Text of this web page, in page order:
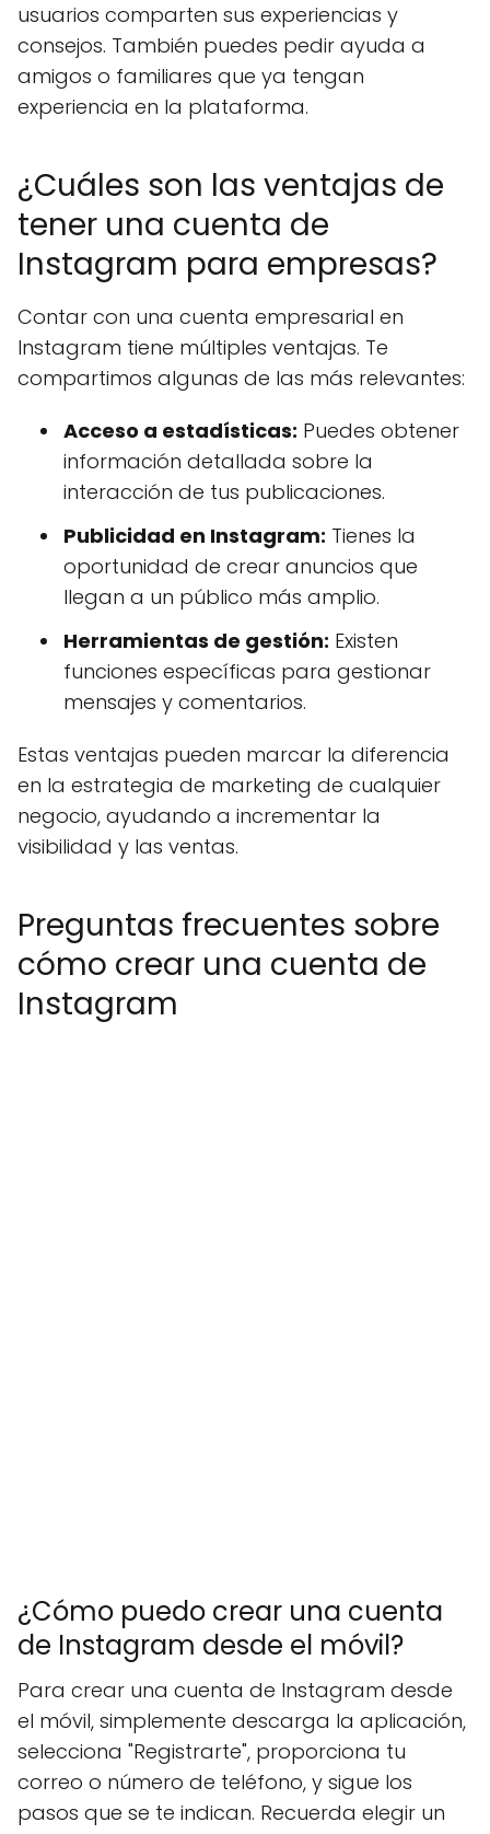
usuarios comparten sus experiencias y
consejos. También puedes pedir ayuda a
amigos o familiares que ya tengan
experiencia en la plataforma.
¿Cuáles son las ventajas de
tener una cuenta de
Instagram para empresas?
Contar con una cuenta empresarial en
Instagram tiene múltiples ventajas. Te
compartimos algunas de las más relevantes:
Acceso a estadísticas: Puedes obtener
información detallada sobre la
interacción de tus publicaciones.
Publicidad en Instagram: Tienes la
oportunidad de crear anuncios que
llegan a un público más amplio.
Herramientas de gestión: Existen
funciones específicas para gestionar
mensajes y comentarios.
Estas ventajas pueden marcar la diferencia
en la estrategia de marketing de cualquier
negocio, ayudando a incrementar la
visibilidad y las ventas.
Preguntas frecuentes sobre
cómo crear una cuenta de
Instagram
¿Cómo puedo crear una cuenta
de Instagram desde el móvil?
Para crear una cuenta de Instagram desde
el móvil, simplemente descarga la aplicación,
selecciona "Registrarte", proporciona tu
correo o número de teléfono, y sigue los
pasos que se te indican. Recuerda elegir un